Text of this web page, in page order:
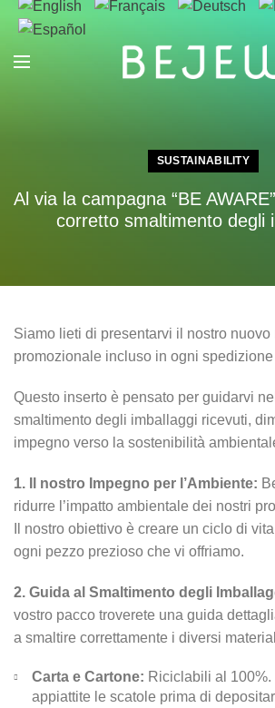
SUSTAINABILITY
Al via la campagna “BE
corretto smaltimento degli
Siamo lieti di presentarvi il nostro nuovo
promozionale incluso in ogni
Questo inserto è pensato per guidarvi
smaltimento degli imballaggi ricevuti,
impegno verso la sostenibilità
1. Il nostro Impegno per l’Ambiente:
ridurre l’impatto ambientale dei nostri
Il nostro obiettivo è creare un ciclo di
ogni pezzo prezioso che vi offriamo.
2. Guida al Smaltimento degli
vostro pacco troverete una guida
a smaltire correttamente i diversi
Carta e Cartone: Riciclabili al 100%.
appiattite le scatole prima di